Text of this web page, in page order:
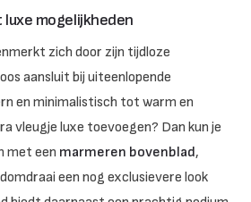
mogelijkheden
zich door zijn tijdloze
aansluit bij uiteenlopende
en minimalistisch tot warm en
vleugje luxe toevoegen? Dan kun je
met een marmeren bovenblad,
een nog exclusievere look